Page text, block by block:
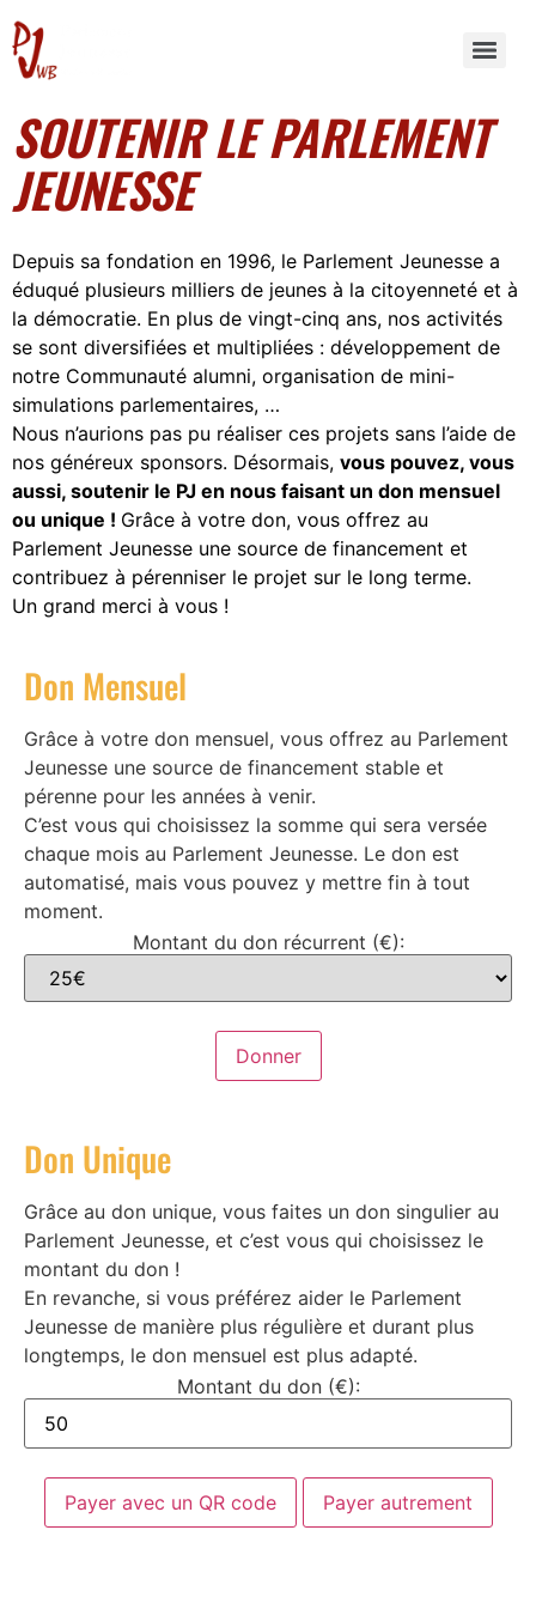
SOUTENIR LE PARLEMENT
JEUNESSE
Depuis sa fondation en 1996, le Parlement Jeunesse a
éduqué plusieurs milliers de jeunes à la citoyenneté et à
la démocratie. En plus de vingt-cinq ans, nos activités
se sont diversifiées et multipliées : développement de
notre Communauté alumni, organisation de mini-
simulations parlementaires, …
Nous n’aurions pas pu réaliser ces projets sans l’aide de
nos généreux sponsors. Désormais, vous pouvez, vous
aussi, soutenir le PJ en nous faisant un don mensuel
ou unique ! Grâce à votre don, vous offrez au
Parlement Jeunesse une source de financement et
contribuez à pérenniser le projet sur le long terme.
Un grand merci à vous !
Don Mensuel
Grâce à votre don mensuel, vous offrez au Parlement
Jeunesse une source de financement stable et
pérenne pour les années à venir.
C’est vous qui choisissez la somme qui sera versée
chaque mois au Parlement Jeunesse. Le don est
automatisé, mais vous pouvez y mettre fin à tout
moment.
Montant du don récurrent (€):
Don Unique
Grâce au don unique, vous faites un don singulier au
Parlement Jeunesse, et c’est vous qui choisissez le
montant du don !
En revanche, si vous préférez aider le Parlement
Jeunesse de manière plus régulière et durant plus
longtemps, le don mensuel est plus adapté.
Montant du don (€):